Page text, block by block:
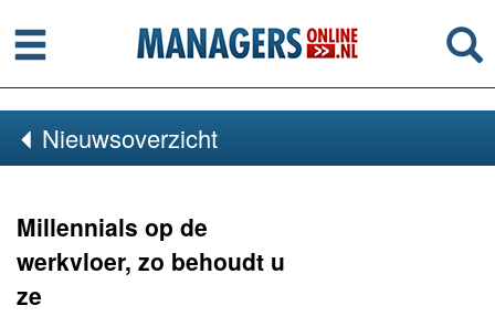
Menu
Nieuwsoverzicht
Millennials op de
werkvloer, zo behoudt u
ze